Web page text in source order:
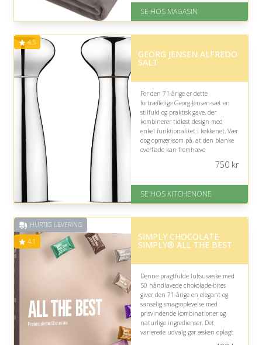
På lager
Levering: 1-3 dage
af 5
kr.)
SE HOS MAGASIN
4.5
GEORG JENSEN ALFREDO
SALT
For den 71-årige er dette
fortræffelige Georg Jensen-sæt en
stilfuld og praktisk gave, der
kombinerer tidløst design med
enkel funktionalitet i køkkenet. Vær
dog opmærksom på, at den blanke
overflade kan fremhæve
foretrækker et helt ubesværet
Fremragende Trustpilot rating
på 4.5 ud af 5
750kr
SE HOS KITCHENONE
HURTIG LEVERING
4.1 SIMPLY CHOCOLATE
SIMPLY® ALL THE BEST
Denne pragtfulde luksusæske med
50 håndlavede chokolade-bites
giver den 71-årige en elegant og
sanselig smagsoplevelse med
prisvindende kombinationer og
naturlige ingredienser. Det
varierede udvalg gør æsken oplagt